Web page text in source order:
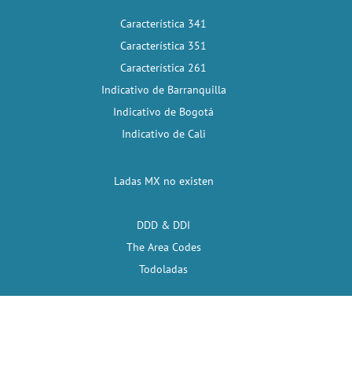
Característica 341
Característica 351
Característica 261
Indicativo de Barranquilla
Indicativo de Bogotá
Indicativo de Cali
Ladas MX no existen
DDD & DDI
The Area Codes
Todoladas